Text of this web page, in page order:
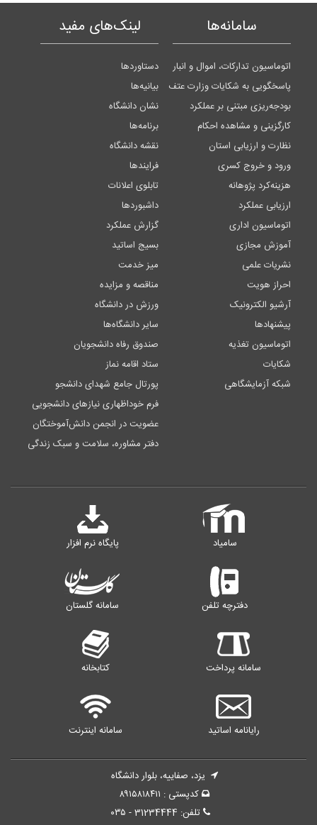
سامانه‌ها
اتوماسیون تدارکات، اموال و انبار
پاسخگویی به شکایات وزارت عتف
بودجه‌ریزی مبتنی بر عملکرد
کارگزینی و مشاهده احکام
نظارت و ارزیابی استان
ورود و خروج کسری
هزینه‌کرد پژوهانه
ارزیابی عملکرد
اتوماسیون اداری
آموزش مجازی
نشریات علمی
احراز هویت
آرشیو الکترونیک
پیشنهادها
اتوماسیون تغذیه
شکایات
شبکه آزمایشگاهی
لینک‌های مفید
دستاوردها
بیانیه‌ها
نشان دانشگاه
برنامه‌ها
نقشه دانشگاه
فرایندها
تابلوی اعلانات
داشبوردها
گزارش عملکرد
بسیج اساتید
میز خدمت
مناقصه و مزایده
ورزش در دانشگاه
سایر دانشگاه‌ها
صندوق رفاه دانشجویان
ستاد اقامه نماز
پورتال جامع شهدای دانشجو
فرم خوداظهاری نیازهای دانشجویی
عضویت در انجمن دانش‌آموختگان
دفتر مشاوره، سلامت و سبک زندگی
سامیاد پایگاه نرم افزار
دفترچه تلفن سامانه گلستان
سامانه پرداخت کتابخانه
رایانامه اساتید سامانه اینترنت
یزد، صفاییه، بلوار دانشگاه
کدپستی : ۸۹۱۵۸۱۸۴۱۱
تلفن: 31234444 - ۰۳۵